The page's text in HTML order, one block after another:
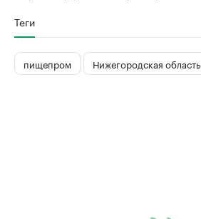
Теги
пищепром Нижегородская область